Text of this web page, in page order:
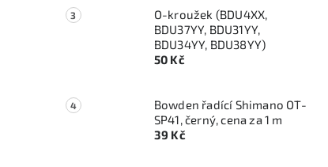
O-kroužek (BDU4XX,
BDU37YY, BDU31YY,
BDU34YY, BDU38YY)
50 Kč
Bowden řadící Shimano OT-
SP41, černý, cena za 1 m
39 Kč